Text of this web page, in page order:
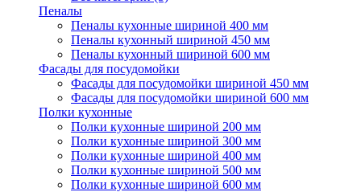
Пеналы
Пеналы кухонные шириной 400 мм
Пеналы кухонный шириной 450 мм
Пеналы кухонный шириной 600 мм
Фасады для посудомойки
Фасады для посудомойки шириной 450 мм
Фасады для посудомойки шириной 600 мм
Полки кухонные
Полки кухонные шириной 200 мм
Полки кухонные шириной 300 мм
Полки кухонные шириной 400 мм
Полки кухонные шириной 500 мм
Полки кухонные шириной 600 мм